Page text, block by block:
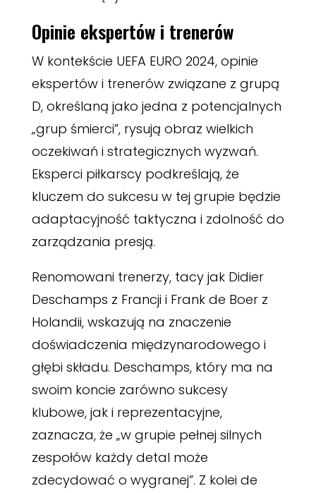
Opinie ekspertów i trenerów
W kontekście UEFA EURO 2024, opinie
ekspertów i trenerów związane z grupą
D, określaną jako jedna z potencjalnych
„grup śmierci”, rysują obraz wielkich
oczekiwań i strategicznych wyzwań.
Eksperci piłkarscy podkreślają, że
kluczem do sukcesu w tej grupie będzie
adaptacyjność taktyczna i zdolność do
zarządzania presją.
Renomowani trenerzy, tacy jak Didier
Deschamps z Francji i Frank de Boer z
Holandii, wskazują na znaczenie
doświadczenia międzynarodowego i
głębi składu. Deschamps, który ma na
swoim koncie zarówno sukcesy
klubowe, jak i reprezentacyjne,
zaznacza, że „w grupie pełnej silnych
zespołów każdy detal może
zdecydować o wygranej”. Z kolei de